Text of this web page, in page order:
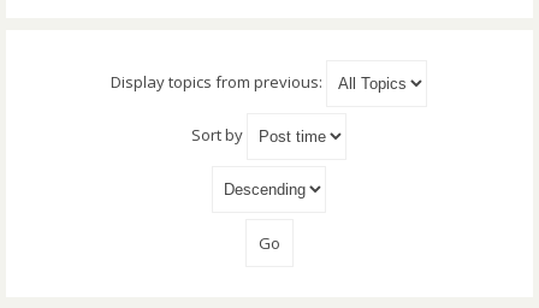
Display topics from previous:
Sort by